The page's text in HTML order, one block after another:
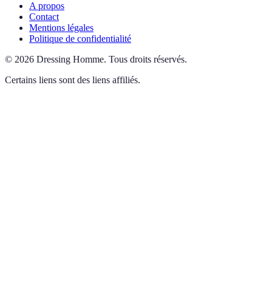
A propos
Contact
Mentions légales
Politique de confidentialité
© 2026 Dressing Homme. Tous droits réservés.
Certains liens sont des liens affiliés.